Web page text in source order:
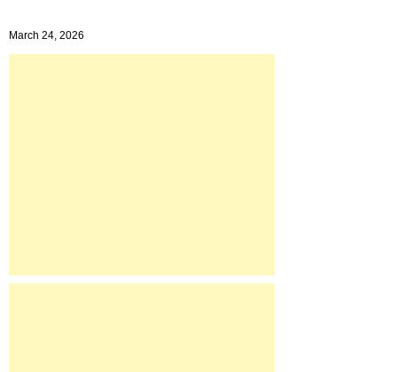
March 24, 2026